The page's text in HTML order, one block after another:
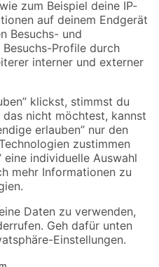
Versandarten
Die dargestellten Angebote sind unter
angegebenen Verfügbarkeiten beziehen